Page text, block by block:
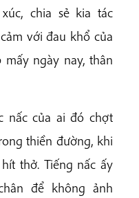
chia sẻ kia tác
với đau khổ của
ngày nay, thân
nấc của ai đó chợt
thiền đường, khi
thở. Tiếng nấc ấy
để không ảnh